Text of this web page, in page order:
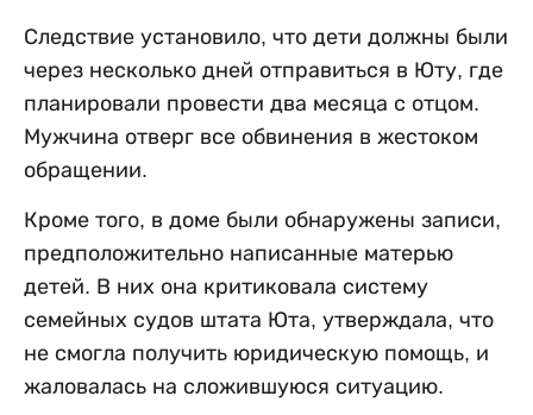
Следствие установило, что дети должны были
через несколько дней отправиться в Юту, где
планировали провести два месяца с отцом.
Мужчина отверг все обвинения в жестоком
обращении.
Кроме того, в доме были обнаружены записи,
предположительно написанные матерью
детей. В них она критиковала систему
семейных судов штата Юта, утверждала, что
не смогла получить юридическую помощь, и
жаловалась на сложившуюся ситуацию.